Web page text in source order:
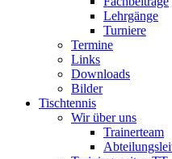
Lehrgänge
Turniere
Termine
Links
Downloads
Bilder
Tischtennis
Wir über uns
Trainerteam